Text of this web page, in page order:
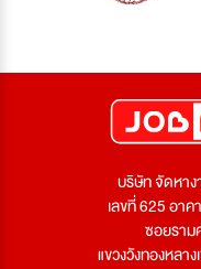
บริษัท จัดหาง
เลขที่ 625 อา
ซอยราม
แขวงวังทองหลา